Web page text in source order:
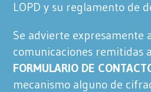
LOPD y su reglamento de
Se advierte expresamente
comunicaciones remitidas
FORMULARIO DE
mecanismo alguno de